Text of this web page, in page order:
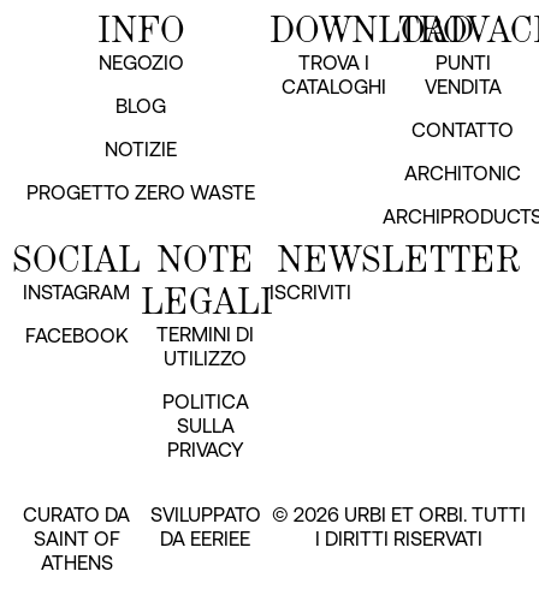
INFO
NEGOZIO
BLOG
NOTIZIE
PROGETTO ZERO WASTE
DOWNLOAD
TROVA I
CATALOGHI
PUNTI
VENDITA
CONTATTO
ARCHITONIC
NEWSLETTER
ISCRIVITI
NOTE
LEGALI
TERMINI DI
UTILIZZO
POLITICA
SULLA
PRIVACY
SOCIAL
INSTAGRAM
FACEBOOK
© 2026 URBI ET ORBI. TUTTI
I DIRITTI RISERVATI
CURATO DA
SAINT OF
ATHENS
SVILUPPATO
DA EERIEE